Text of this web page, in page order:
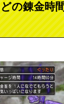
の錬金時